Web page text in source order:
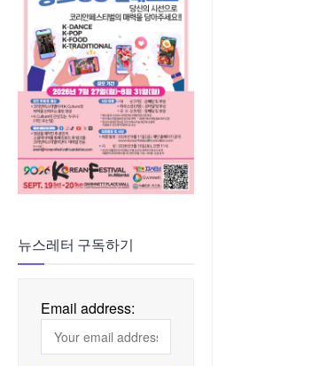
뉴스레터 구독하기
Email address: